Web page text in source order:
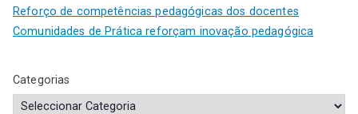
Reforço de competências pedagógicas dos docentes
Comunidades de Prática reforçam inovação pedagógica
Categorias